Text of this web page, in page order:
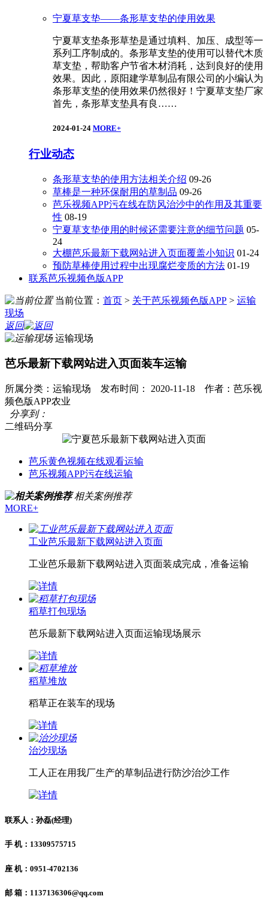
宁夏草支垫——条形草支垫的使用效果
宁夏草支垫条形草垫是通过填料、加压、成型等一
系列工序制成的。条形草支垫的使用可以替代木质
草支垫，帮助客户节省木材消耗，达到良好的使用
效果。因此，原阳建学草制品有限公司的小编认为
条形草支垫的使用效果仍然很好！宁夏草支垫厂家
首先，条形草支垫具有良……
2024-01-24 MORE+
行业动态
条形草支垫的使用方法相关介绍 09-26
草棒是一种环保耐用的草制品 09-26
芭乐视频APP污在线在防风治沙中的作用及其重要
性 08-19
宁夏草支垫使用的时候还需要注意的细节问题 05-
24
大棚芭乐最新下载网站进入页面覆盖小知识 01-24
预防草棒使用过程中出现腐烂变质的方法 01-19
联系芭乐视频色版APP
当前位置： 首页 > 关于芭乐视频色版APP > 运输
现场
返回
运输现场
芭乐最新下载网站进入页面装车运输
所属分类：运输现场 发布时间： 2020-11-18 作者：芭乐视
频色版APP农业
分享到：
二维码分享
芭乐黄色视频在线观看运输
芭乐视频APP污在线运输
相关案例推荐
MORE+
工业芭乐最新下载网站进入页面
工业芭乐最新下载网站进入页面装成完成，准备运输
稻草打包现场
芭乐最新下载网站进入页面运输现场展示
稻草堆放
稻草正在装车的现场
治沙现场
工人正在用我厂生产的草制品进行防沙治沙工作
联系人：孙磊(经理)
手 机：13309575715
座 机：0951-4702136
邮 箱：1137136306@qq.com